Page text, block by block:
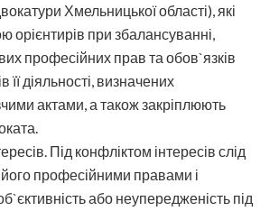
Хмельницької області), які
при збалансуванні,
професійних прав та обов`язків
діяльності, визначених
актами, а також закріплюють
Під конфліктом інтересів слід
професійними правами і
або неупередженість під